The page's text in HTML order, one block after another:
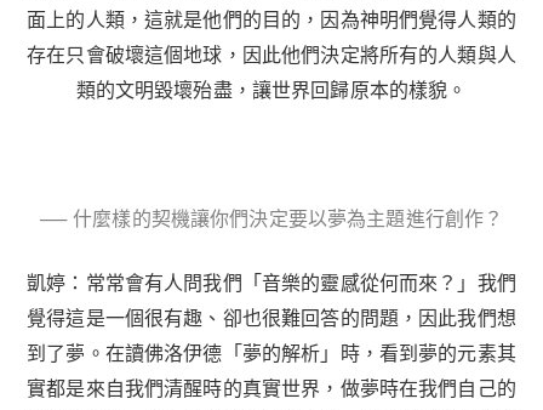
面上的人類，這就是他們的目的，因為神明們覺得人類的
存在只會破壞這個地球，因此他們決定將所有的人類與人
類的文明毀壞殆盡，讓世界回歸原本的樣貌。
── 什麼樣的契機讓你們決定要以夢為主題進行創作？
凱婷：常常會有人問我們「音樂的靈感從何而來？」 我們
覺得這是一個很有趣、卻也很難回答的問題，因此我們想
到了夢。在讀佛洛伊德「夢的解析」時，看到夢的元素其
實都是來自我們清醒時的真實世界，做夢時在我們自己的